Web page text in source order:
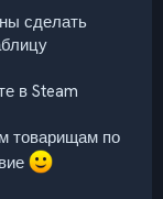
сделать
в Steam
товарищам по